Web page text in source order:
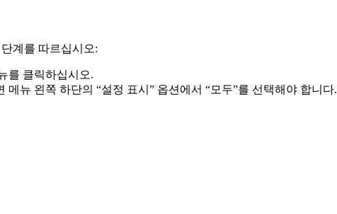
계를 따르십시오:
를 클릭하십시오.
메뉴 왼쪽 하단의 “설정 표시” 옵션에서 “모두”를 선택해야 합니다.